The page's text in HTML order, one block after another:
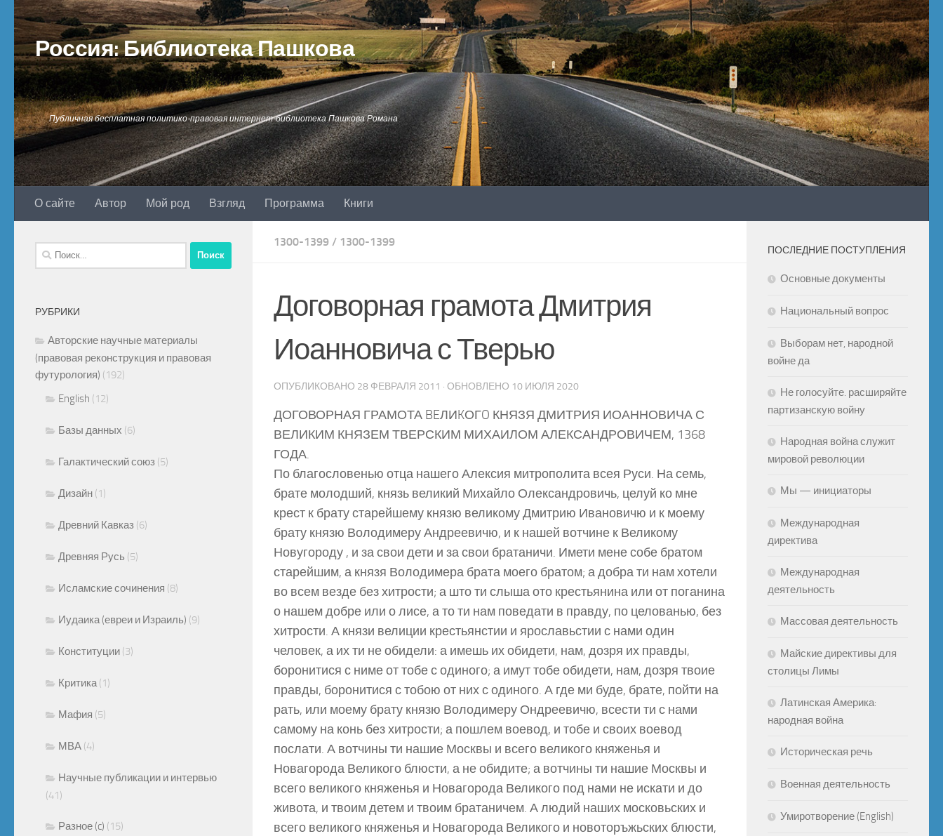
Перейти к содержимому
Россия: Библиотека Пашкова
Публичная бесплатная политико-правовая интернет-библиотека Пашкова Романа
О сайте Автор Мой род Взгляд Программа Книги
1300-1399 / 1300-1399
Договорная грамота Дмитрия
Иоанновича с Тверью
ОПУБЛИКОВАНО 28 ФЕВРАЛЯ 2011 · ОБНОВЛЕНО 10 ИЮЛЯ 2020
ДОГОВОРНАЯ ГРАМОТА BEЛИKОГO КНЯЗЯ ДМИТРИЯ ИОАННОВИЧА С
ВЕЛИКИМ КНЯЗЕМ ТВЕРСКИМ МИХАИЛОМ АЛЕКСАНДРОВИЧЕМ, 1368
ГОДА.
По благословенью отца нашего Алексия митрополита всея Руси. На семь,
брате молодший, князь великий Михайло Олександровичь, целуй ко мне
крест к брату старейшему князю великому Дмитрию Ивановичю и к моему
брату князю Володимеру Андреевичю, и к нашей вотчине к Великому
Новугороду , и за свои дети и за свои братаничи. Имети мене собе братом
старейшим, а князя Володимера брата моего братом; а добра ти нам хотели
во всем везде без хитрости; а што ти слыша ото крестьянина или от поганина
о нашем добре или о лисе, а то ти нам поведати в правду, по целованью, без
хитрости. А князи велиции крестьянстии и ярославьстии с нами один
человек, а их ти не обидели: а имешь их обидети, нам, дозря их правды,
боронитися с ниме от тобе с одиного; а имут тобе обидети, нам, дозря твоие
правды, боронитися с тобою от них с одиного. А где ми буде, брате, пойти на
рать, или моему брату князю Володимеру Ондреевичю, всести ти с нами
самому на конь без хитрости; а пошлем воевод, и тобе и своих воевод
послати. А вотчины ти нашие Москвы и всего великого княженья и
Новагорода Великого блюсти, а не обидите; а вотчины ти нашие Москвы и
всего великого княженья и Новагорода Великого под нами не искати и до
живота, и твоим детем и твоим братаничем. А людий наших московьских и
всего великого княженья и Новагорода Великого и новоторъжьских блюсти,
Найти:
РУБРИКИ
Авторские научные материалы
(правовая реконструкция и правовая
футурология) (192)
English (12)
Базы данных (6)
Галактический союз (5)
Дизайн (1)
Древний Кавказ (6)
Древняя Русь (5)
Исламские сочинения (8)
Иудаика (евреи и Израиль) (9)
Конституции (3)
Критика (1)
Мафия (5)
МВА (4)
Научные публикации и интервью
(41)
Разное (c) (15)
ПОСЛЕДНИЕ ПОСТУПЛЕНИЯ
Основные документы
Национальный вопрос
Выборам нет, народной
войне да
Не голосуйте. расширяйте
партизанскую войну
Народная война служит
мировой революции
Мы — инициаторы
Международная
директива
Международная
деятельность
Массовая деятельность
Майские директивы для
столицы Лимы
Латинская Америка:
народная война
Историческая речь
Военная деятельность
Умиротворение (English)